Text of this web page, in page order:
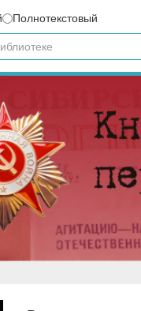
Полнотекстовый